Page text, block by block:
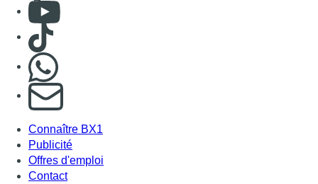
Consulter Youtube
Consulter TikTok
S'abonner à notre newsletter
Connaître BX1
Publicité
Offres d'emploi
Contact